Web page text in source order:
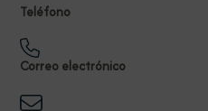
Teléfono
Correo electrónico